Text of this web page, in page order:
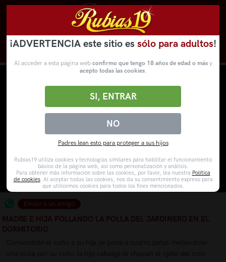
Enviar a un amigo
MADRE E HIJA FOLLANDO LA POLLA DEL JARDINERO EN EL
DORMITORIO
¡ADVERTENCIA este sitio es sólo para adultos!
Al acceder a esta página web confirmo que tengo 18 años de edad o másy
acepto todas las cookies.
NO
SI, ENTRAR
Padres lean esto para proteger a sus hijos
Rubias19 utiliza cookies y tecnologías similares para habilitar el funcionamiento
básico de la página web, así como personalización y análisis.
Para obtener más información sobre las cookies, por favor, lea nuestra Política
de cookies. Al aceptar todas las cookies, nos da su consentimiento expreso para
que utilicemos cookies para todos los fines mencionados.